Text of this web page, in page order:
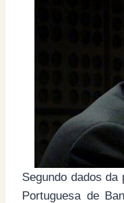
Segundo dados
Portuguesa de